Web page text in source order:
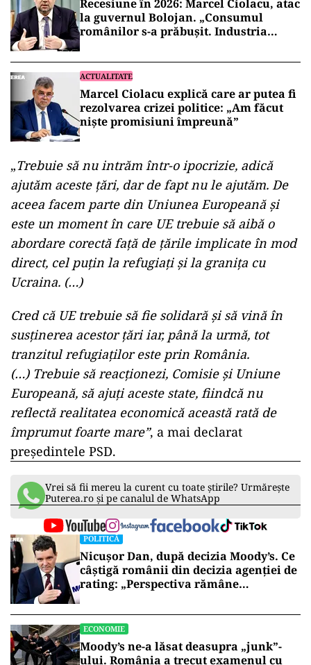
Recesiune în 2026: Marcel Ciolacu, atac
la guvernul Bolojan. „Consumul
românilor s-a prăbușit. Industria
ACTUALITATE
Marcel Ciolacu explică care ar putea fi
rezolvarea crizei politice: „Am făcut
nişte promisiuni împreună”
„Trebuie să nu intrăm într-o ipocrizie, adică
ajutăm aceste ţări, dar de fapt nu le ajutăm. De
aceea facem parte din Uniunea Europeană şi
este un moment în care UE trebuie să aibă o
abordare corectă faţă de ţările implicate în mod
direct, cel puţin la refugiaţi şi la graniţa cu
Ucraina. (…)
Cred că UE trebuie să fie solidară şi să vină în
susţinerea acestor ţări iar, până la urmă, tot
tranzitul refugiaţilor este prin România.
(…) Trebuie să reacţionezi, Comisie şi Uniune
Europeană, să ajuţi aceste state, fiindcă nu
reflectă realitatea economică această rată de
împrumut foarte mare”, a mai declarat
președintele PSD.
Vrei să fii mereu la curent cu toate știrile? Urmărește
Puterea.ro și pe canalul de WhatsApp
POLITICĂ
Nicușor Dan, după decizia Moody’s. Ce
câștigă românii din decizia agenției de
rating: „Perspectiva rămâne
ECONOMIE
Moody’s ne-a lăsat deasupra „junk”-
ului. România a trecut examenul cu